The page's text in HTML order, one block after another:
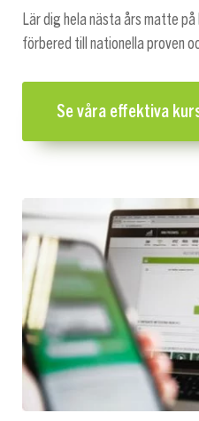
Lär dig hela nästa års matte
förbered till nationella proven
Se våra effektiva